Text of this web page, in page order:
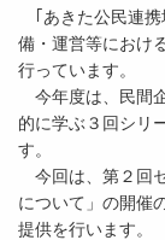
｢あきた公民連携
備・運営等におけ
行っています。
今年度は、民間
的に学ぶ３回シリ
す。
今回は、第２回
について」の開催
提供を行います。